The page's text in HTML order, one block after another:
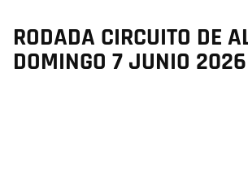
RODADA CIRCUITO DE
DOMINGO 7 JUNIO 2026